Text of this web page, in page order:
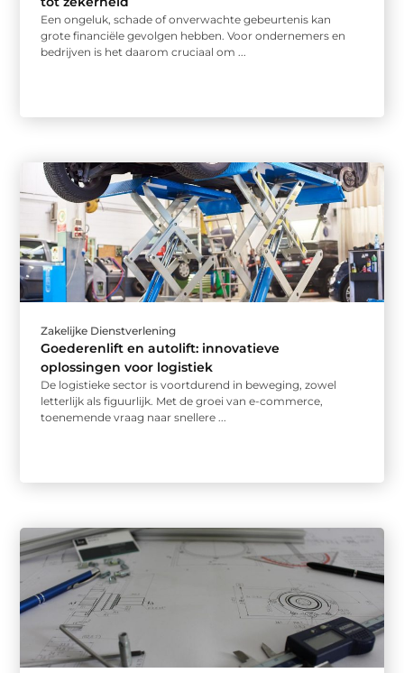
Een ongeluk, schade of onverwachte gebeurtenis kan
grote financiële gevolgen hebben. Voor ondernemers en
bedrijven is het daarom cruciaal om ...
Zakelijke Dienstverlening
Goederenlift en autolift: innovatieve
oplossingen voor logistiek
De logistieke sector is voortdurend in beweging, zowel
letterlijk als figuurlijk. Met de groei van e-commerce,
toenemende vraag naar snellere ...